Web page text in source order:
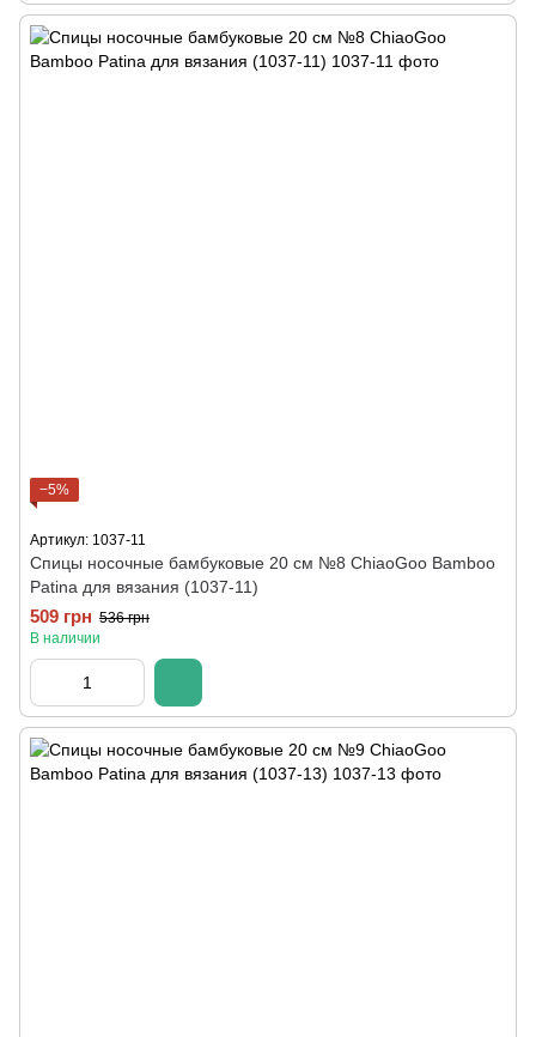
−5%
Артикул: 1037-11
Спицы носочные бамбуковые 20 см №8 ChiaoGoo Bamboo
Patina для вязания (1037-11)
509 грн 536 грн
В наличии